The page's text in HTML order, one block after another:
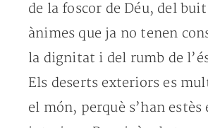
de la foscor de Déu, del
ànimes que ja no tenen
la dignitat i del rumb de
Els deserts exteriors es
el món, perquè s’han estès